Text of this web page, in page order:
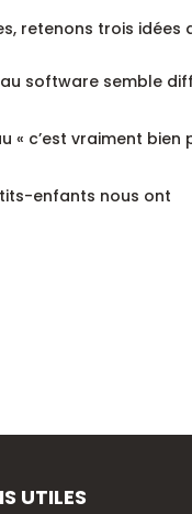
retenons trois idées
software semble
« c’est vraiment bien
enfants nous ont
UTILES